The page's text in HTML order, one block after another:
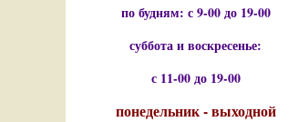
по будням: с 9-00 до 19-00
суббота и воскресенье:
с 11-00 до 19-00
понедельник - выходной